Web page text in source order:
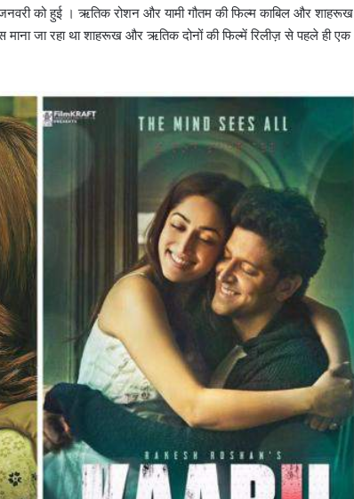
को हुई । ऋतिक रोशन और यामी गौतम की फिल्म काबिल और शाहरूख
माना जा रहा था शाहरूख और ऋतिक दोनों की फिल्में रिलीज़ से पहले ही एक